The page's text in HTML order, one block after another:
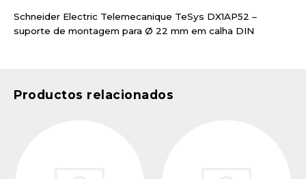
Schneider Electric Telemecanique TeSys DX1AP52 –
suporte de montagem para Ø 22 mm em calha DIN
Productos relacionados